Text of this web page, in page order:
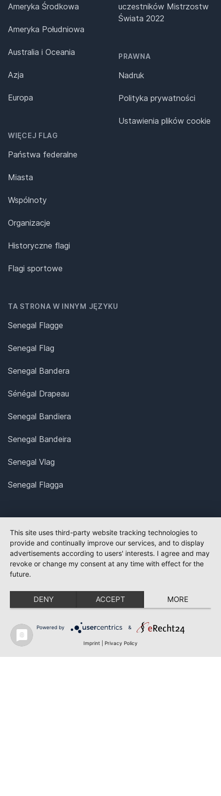
Ameryka Środkowa
Ameryka Południowa
Australia i Oceania
Azja
Europa
WIĘCEJ FLAG
Państwa federalne
Miasta
Wspólnoty
Organizacje
Historyczne flagi
Flagi sportowe
uczestników Mistrzostw
Świata 2022
PRAWNA
Nadruk
Polityka prywatności
Ustawienia plików cookie
TA STRONA W INNYM JĘZYKU
Senegal Flagge
Senegal Flag
Senegal Bandera
Sénégal Drapeau
Senegal Bandiera
Senegal Bandeira
Senegal Vlag
Senegal Flagga
This site uses third-party website tracking technologies to
provide and continually improve our services, and to display
advertisements according to users' interests. I agree and may
revoke or change my consent at any time with effect for the
future.
DENY ACCEPT MORE
Powered by &
Imprint Privacy Policy